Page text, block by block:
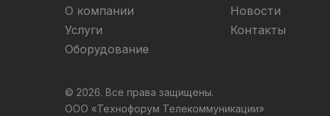
О компании
Услуги
Оборудование
Новости
Контакты
© 2026. Все права защищены.
ООО «Технофорум Телекоммуникации»